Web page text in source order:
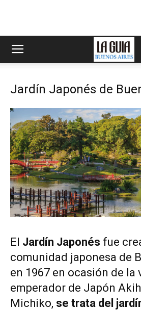
Jardín Japonés de
El Jardín Japonés fue
comunidad japonesa de
en 1967 en ocasión de la
emperador de Japón
Michiko, se trata del